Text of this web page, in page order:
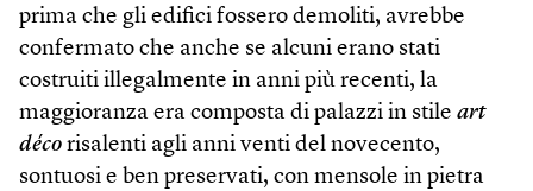
prima che gli edifici fossero demoliti, avrebbe
confermato che anche se alcuni erano stati
costruiti illegalmente in anni più recenti, la
maggioranza era composta di palazzi in stile art
déco risalenti agli anni venti del novecento,
sontuosi e ben preservati, con mensole in pietra